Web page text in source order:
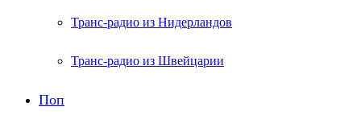
Транс-радио из Нидерландов
Транс-радио из Швейцарии
Поп